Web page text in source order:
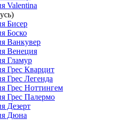
Valentina
Бисер
Боско
Ванкувер
Венеция
Гламур
Грес Кварцит
Грес Легенда
Грес Ноттингем
Грес Палермо
Дезерт
Дюна